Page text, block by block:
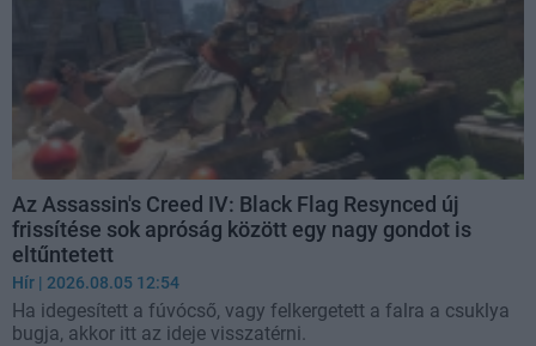
Az Assassin's Creed IV: Black Flag Resynced új
frissítése sok apróság között egy nagy gondot is
eltűntetett
Hír | 2026.08.05 12:54
Ha idegesített a fúvócső, vagy felkergetett a falra a csuklya
bugja, akkor itt az ideje visszatérni.